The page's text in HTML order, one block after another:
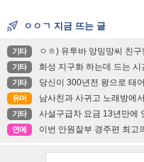
ㅇㅇㄱ 지금 뜨는 글
기타 ㅇㅎ) 유투바 앙밍망씨 친구
기타 화성 지구화 하는데 드는 시
기타 당신이 300년전 왕으로 태
유머 남사친과 사귀고 노래방에
기타 사설구급차 요금 13년만에
연예 이번 안원잘부 경주편 최고